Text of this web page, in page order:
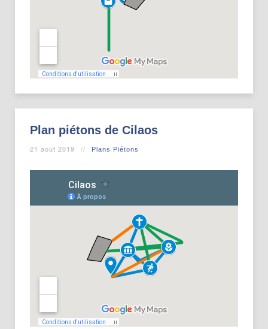
Plan piétons de Cilaos
21 août 2019 Plans Piétons